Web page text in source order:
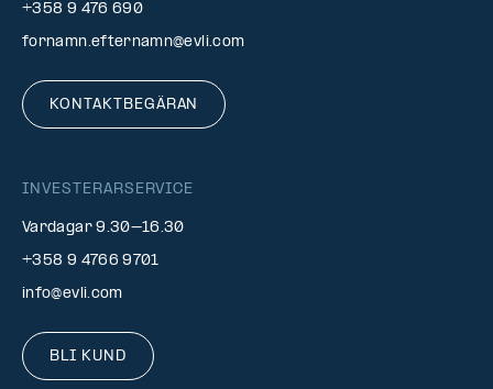
+358 9 476 690
fornamn.efternamn@evli.com
KONTAKTBEGÄRAN
INVESTERARSERVICE
Vardagar 9.30–16.30
+358 9 4766 9701
info@evli.com
BLI KUND